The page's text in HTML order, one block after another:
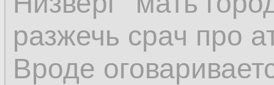
разжечь срач про
Вроде